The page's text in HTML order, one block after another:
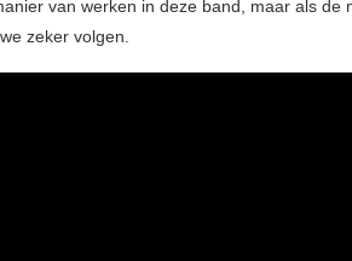
van werken in deze band, maar als de
zeker volgen.